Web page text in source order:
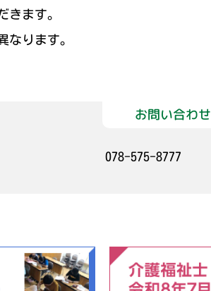
きます。
なります。
お問い合わせ
078-575-8777